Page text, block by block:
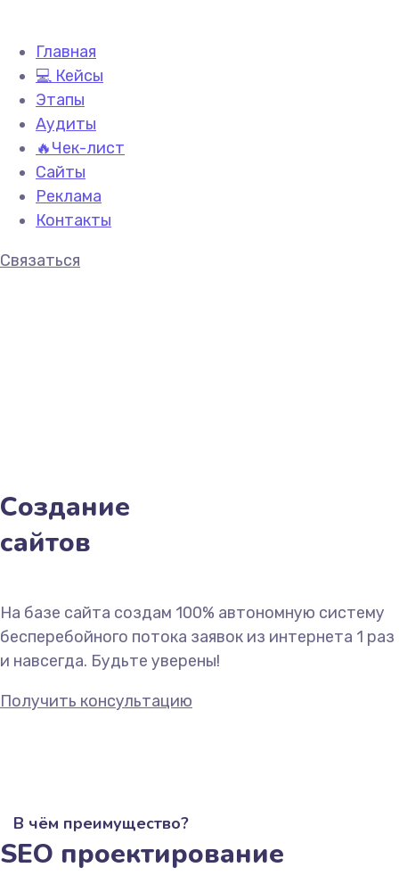
Главная
💻 Кейсы
Этапы
Аудиты
🔥Чек-лист
Сайты
Реклама
Контакты
Связаться
Создание
сайтов
На базе сайта создам 100% автономную систему
бесперебойного потока заявок из интернета 1 раз
и навсегда. Будьте уверены!
Получить консультацию
В чём преимущество?
SEO проектирование